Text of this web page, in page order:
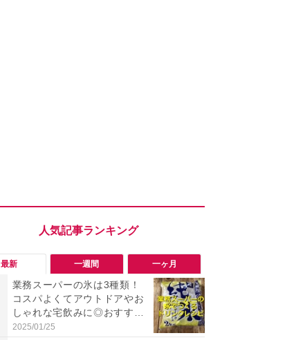
最新 一週間 一ヶ月
業務スーパーの氷は3種類！
コスパよくてアウトドアやお
しゃれな宅飲みに◎おすすめ
は2kg「純氷 オーロラアイ
2025/01/25